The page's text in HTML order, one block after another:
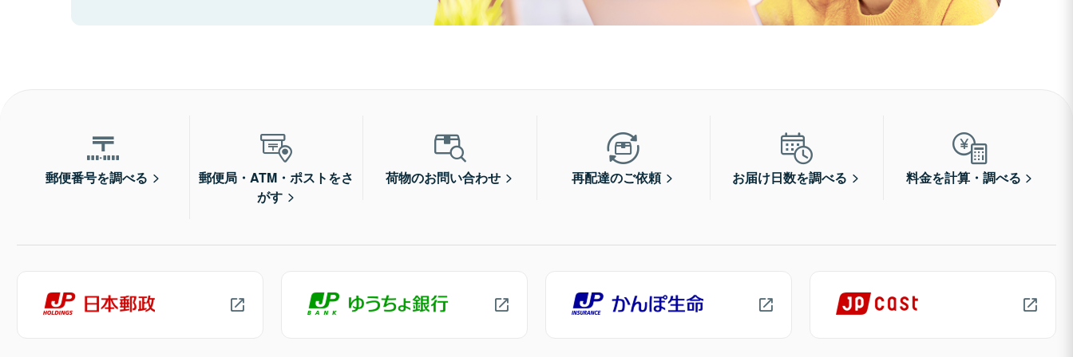
郵便番号を調べる
郵便局・ATM・ポストをさ
がす
荷物のお問い合わせ 再配達のご依頼 お届け日数を調べる 料金を計算・調べる